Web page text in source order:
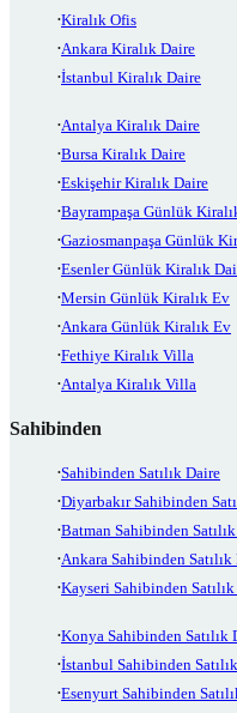
Kiralık Ofis
Ankara Kiralık Daire
İstanbul Kiralık Daire
Antalya Kiralık Daire
Bursa Kiralık Daire
Eskişehir Kiralık Daire
Bayrampaşa Günlük
Gaziosmanpaşa Günlük
Esenler Günlük Kiralık
Mersin Günlük Kiralık Ev
Ankara Günlük Kiralık Ev
Fethiye Kiralık Villa
Antalya Kiralık Villa
Sahibinden
Sahibinden Satılık Daire
Diyarbakır Sahibinden
Batman Sahibinden
Ankara Sahibinden Satılık
Kayseri Sahibinden
Konya Sahibinden Satılık
İstanbul Sahibinden
Esenyurt Sahibinden